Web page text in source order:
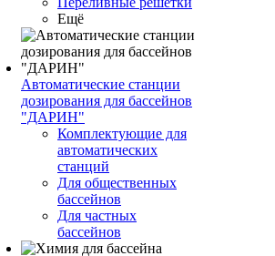
Ещё
Автоматические станции
дозирования для бассейнов
"ДАРИН"
Комплектующие для
автоматических
станций
Для общественных
бассейнов
Для частных
бассейнов